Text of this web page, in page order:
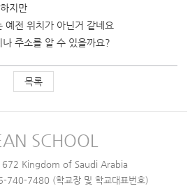
지만
예전 위치가 아닌거 같네요
주소를 알 수 있을까요?
목록
SCHOOL
Kingdom of Saudi Arabia
7480 (학교장 및 학교대표번호)